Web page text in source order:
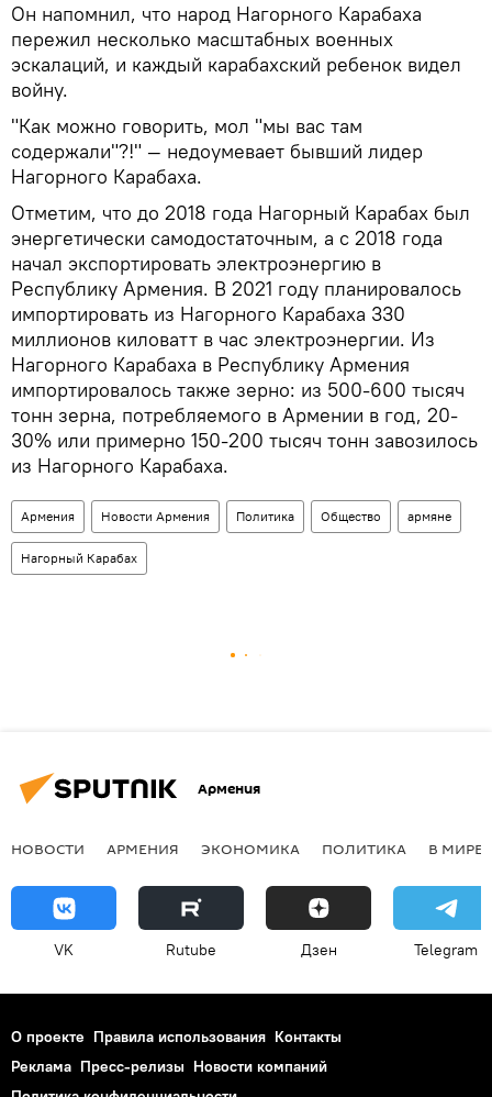
Он напомнил, что народ Нагорного Карабаха
пережил несколько масштабных военных
эскалаций, и каждый карабахский ребенок видел
войну.
"Как можно говорить, мол "мы вас там
содержали"?!" — недоумевает бывший лидер
Нагорного Карабаха.
Отметим, что до 2018 года Нагорный Карабах был
энергетически самодостаточным, а с 2018 года
начал экспортировать электроэнергию в
Республику Армения. В 2021 году планировалось
импортировать из Нагорного Карабаха 330
миллионов киловатт в час электроэнергии. Из
Нагорного Карабаха в Республику Армения
импортировалось также зерно: из 500-600 тысяч
тонн зерна, потребляемого в Армении в год, 20-
30% или примерно 150-200 тысяч тонн завозилось
из Нагорного Карабаха.
Армения Новости Армения Политика Общество армяне
Нагорный Карабах
Армения
НОВОСТИ АРМЕНИЯ ЭКОНОМИКА ПОЛИТИКА В МИРЕ
VK Rutube Дзен Telegram
О проекте Правила использования Контакты
Реклама Пресс-релизы Новости компаний